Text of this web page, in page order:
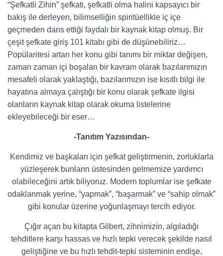
“Şefkatli Zihin” şefkati, şefkatli olma halini kapsayıcı bir
bakış ile derleyen, bilimselliğin spiritüellikle iç içe
geçmeden dans ettiği faydalı bir kaynak kitap olmuş. Bir
çeşit şefkate giriş 101 kitabı gibi de düşünebiliriz…
Popülaritesi artan her konu gibi tanımı bir miktar değişen,
zaman zaman içi boşalan bir kavram olarak bazılarımızın
mesafeli olarak yaklaştığı, bazılarımızın ise kısıtlı bilgi ile
hayatına almaya çalıştığı bir konu olarak şefkate ilgisi
olanların kaynak kitap olarak okuma listelerine
ekleyebileceği bir eser…
-Tanıtım Yazısından-
Kendimiz ve başkaları için şefkat geliştirmenin, zorluklarla
yüzleşerek bunların üstesinden gelmemize yardımcı
olabileceğini artık biliyoruz. Modern toplumlar ise şefkate
odaklanmak yerine, “yapmak”, “başarmak” ve “sahip olmak”
gibi konular üzerine yoğunlaşmayı tercih ediyor.
Çığır açan bu kitapta Gilbert, zihnimizin, algıladığı
tehditlere karşı hassas ve hızlı tepki verecek şekilde nasıl
geliştiğine ve bu hızlı tehdit-tepki sisteminin endişe,